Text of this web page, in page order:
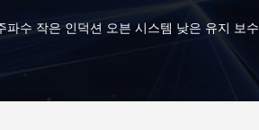
파수 작은 인덕션 오븐 시스템 낮은 유지 보수